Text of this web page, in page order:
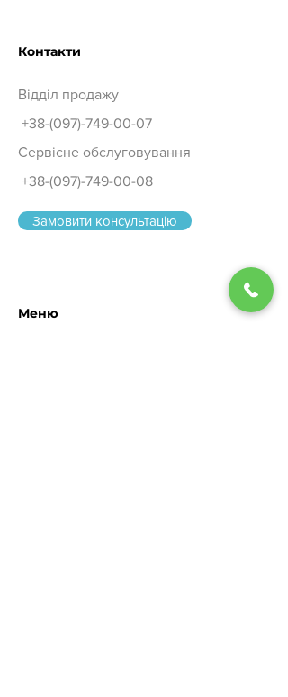
Контакти
Відділ продажу
+38-(097)-749-00-07
Сервісне обслуговування
+38-(097)-749-00-08
Замовити консультацію
Меню